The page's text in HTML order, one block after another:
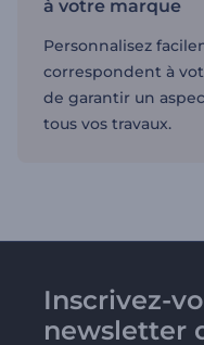
à votre marque
Personnalisez
correspondent à
de garantir un
tous vos travaux.
Inscrivez-
newsletter